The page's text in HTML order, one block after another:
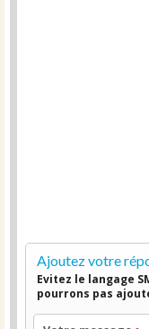
Ajoutez votre
Evitez le langage
pourrons pas